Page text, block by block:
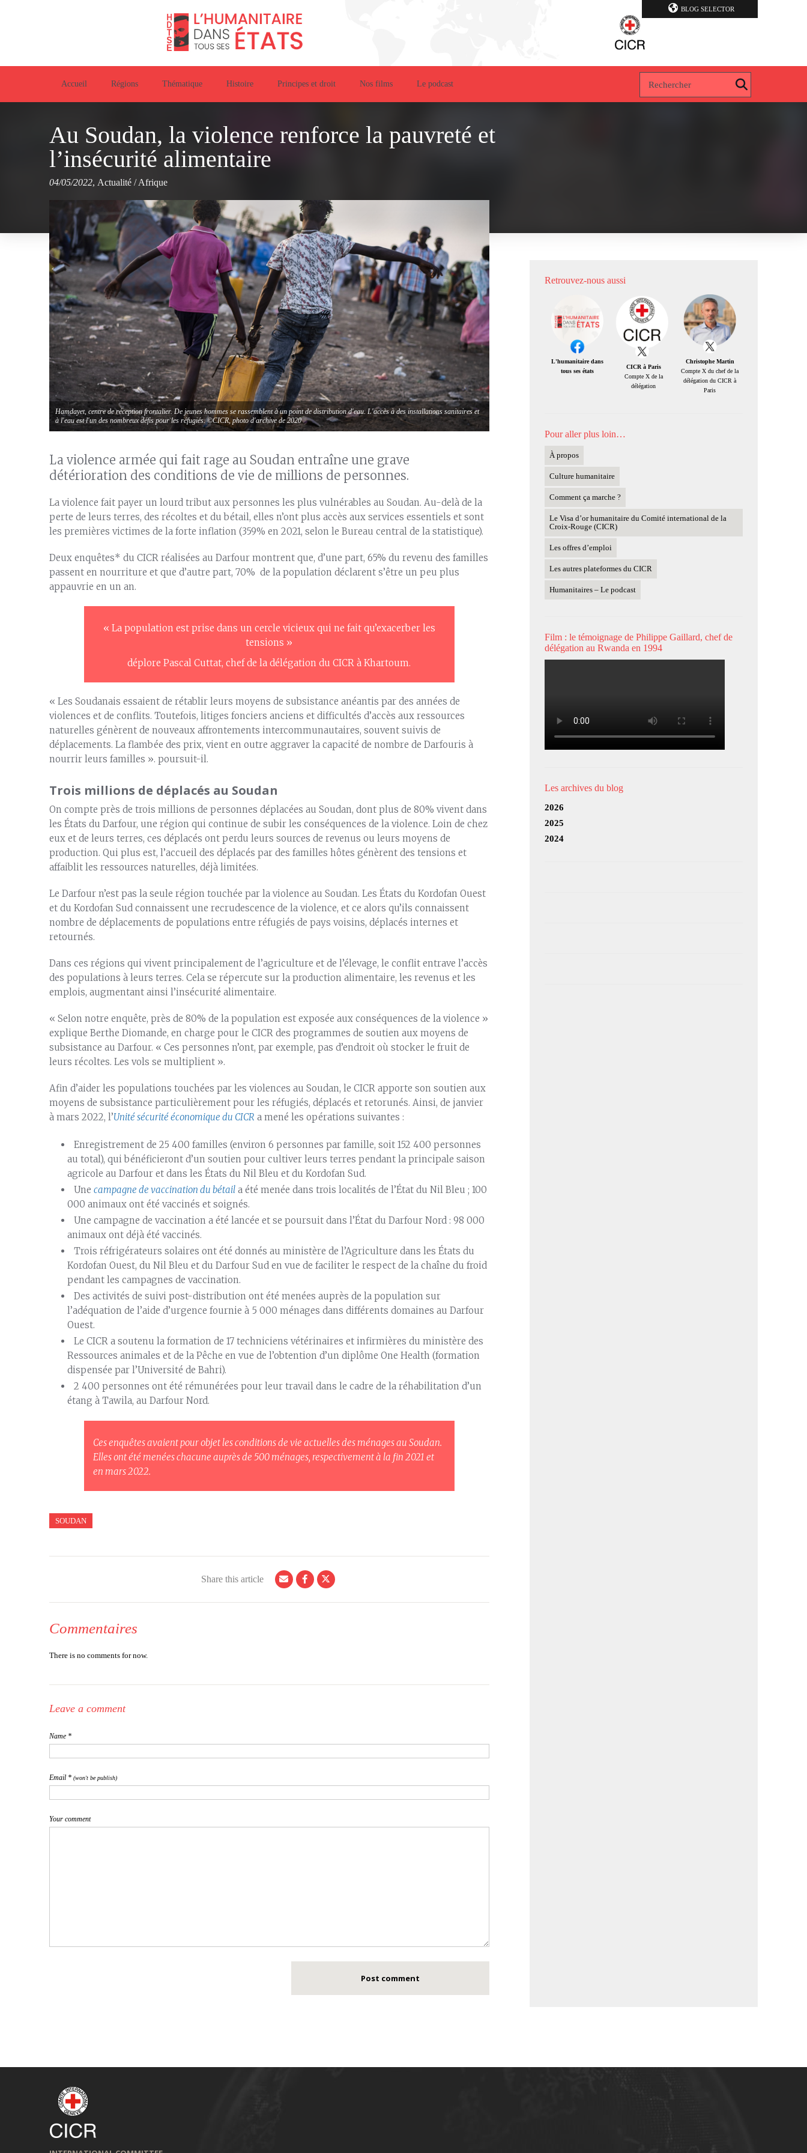
BLOG SELECTOR
Accueil Régions Thématique Histoire Principes et droit Nos films Le podcast
Au Soudan, la violence renforce la pauvreté et
l’insécurité alimentaire
04/05/2022, Actualité /Afrique
Hamdayet, centre de réception frontalier. De jeunes hommes se rassemblent à un point de distribution d'eau. L'accès à des installations sanitaires et
à l'eau est l'un des nombreux défis pour les réfugiés. ©CICR, photo d'archive de 2020
La violence armée qui fait rage au Soudan entraîne une grave
détérioration des conditions de vie de millions de personnes.
La violence fait payer un lourd tribut aux personnes les plus vulnérables au Soudan. Au-delà de la
perte de leurs terres, des récoltes et du bétail, elles n’ont plus accès aux services essentiels et sont
les premières victimes de la forte inflation (359% en 2021, selon le Bureau central de la statistique).
Deux enquêtes* du CICR réalisées au Darfour montrent que, d’une part, 65% du revenu des familles
passent en nourriture et que d’autre part, 70% de la population déclarent s’être un peu plus
appauvrie en un an.
« La population est prise dans un cercle vicieux qui ne fait qu’exacerber les
tensions »
déplore Pascal Cuttat, chef de la délégation du CICR à Khartoum.
« Les Soudanais essaient de rétablir leurs moyens de subsistance anéantis par des années de
violences et de conflits. Toutefois, litiges fonciers anciens et difficultés d’accès aux ressources
naturelles génèrent de nouveaux affrontements intercommunautaires, souvent suivis de
déplacements. La flambée des prix, vient en outre aggraver la capacité de nombre de Darfouris à
nourrir leurs familles ». poursuit-il.
Trois millions de déplacés au Soudan
On compte près de trois millions de personnes déplacées au Soudan, dont plus de 80% vivent dans
les États du Darfour, une région qui continue de subir les conséquences de la violence. Loin de chez
eux et de leurs terres, ces déplacés ont perdu leurs sources de revenus ou leurs moyens de
production. Qui plus est, l’accueil des déplacés par des familles hôtes génèrent des tensions et
affaiblit les ressources naturelles, déjà limitées.
Le Darfour n’est pas la seule région touchée par la violence au Soudan. Les États du Kordofan Ouest
et du Kordofan Sud connaissent une recrudescence de la violence, et ce alors qu’ils connaissent
nombre de déplacements de populations entre réfugiés de pays voisins, déplacés internes et
retournés.
Dans ces régions qui vivent principalement de l’agriculture et de l’élevage, le conflit entrave l’accès
des populations à leurs terres. Cela se répercute sur la production alimentaire, les revenus et les
emplois, augmentant ainsi l’insécurité alimentaire.
« Selon notre enquête, près de 80% de la population est exposée aux conséquences de la violence »
explique Berthe Diomande, en charge pour le CICR des programmes de soutien aux moyens de
subsistance au Darfour. « Ces personnes n’ont, par exemple, pas d’endroit où stocker le fruit de
leurs récoltes. Les vols se multiplient ».
Afin d’aider les populations touchées par les violences au Soudan, le CICR apporte son soutien aux
moyens de subsistance particulièrement pour les réfugiés, déplacés et retorunés. Ainsi, de janvier
à mars 2022, l’Unité sécurité économique du CICR a mené les opérations suivantes :
Enregistrement de 25 400 familles (environ 6 personnes par famille, soit 152 400 personnes
au total), qui bénéficieront d’un soutien pour cultiver leurs terres pendant la principale saison
agricole au Darfour et dans les États du Nil Bleu et du Kordofan Sud.
Une campagne de vaccination du bétaila été menée dans trois localités de l’État du Nil Bleu ; 100
000 animaux ont été vaccinés et soignés.
Une campagne de vaccination a été lancée et se poursuit dans l’État du Darfour Nord : 98 000
animaux ont déjà été vaccinés.
Trois réfrigérateurs solaires ont été donnés au ministère de l’Agriculture dans les États du
Kordofan Ouest, du Nil Bleu et du Darfour Sud en vue de faciliter le respect de la chaîne du froid
pendant les campagnes de vaccination.
Des activités de suivi post-distribution ont été menées auprès de la population sur
l’adéquation de l’aide d’urgence fournie à 5 000 ménages dans différents domaines au Darfour
Ouest.
Le CICR a soutenu la formation de 17 techniciens vétérinaires et infirmières du ministère des
Ressources animales et de la Pêche en vue de l’obtention d’un diplôme One Health (formation
dispensée par l’Université de Bahri).
2 400 personnes ont été rémunérées pour leur travail dans le cadre de la réhabilitation d’un
étang à Tawila, au Darfour Nord.
Ces enquêtes avaient pour objet les conditions de vie actuelles des ménages au Soudan.
Elles ont été menées chacune auprès de 500 ménages, respectivement à la fin 2021 et
en mars 2022.
SOUDAN
Share this article
Commentaires
There is no comments for now.
Leave a comment
Name *
Email * (won't be publish)
Your comment
Retrouvez-nous aussi
L'humanitaire dans
tous ses états
CICR à Paris
Compte X de la
délégation
Christophe Martin
Compte X du chef de la
délégation du CICR à
Paris
Pour aller plus loin…
À propos
Culture humanitaire
Comment ça marche ?
Le Visa d’or humanitaire du Comité international de la
Croix-Rouge (CICR)
Les offres d’emploi
Les autres plateformes du CICR
Humanitaires – Le podcast
Film : le témoignage de Philippe Gaillard, chef de
délégation au Rwanda en 1994
Les archives du blog
2026
2025
2024